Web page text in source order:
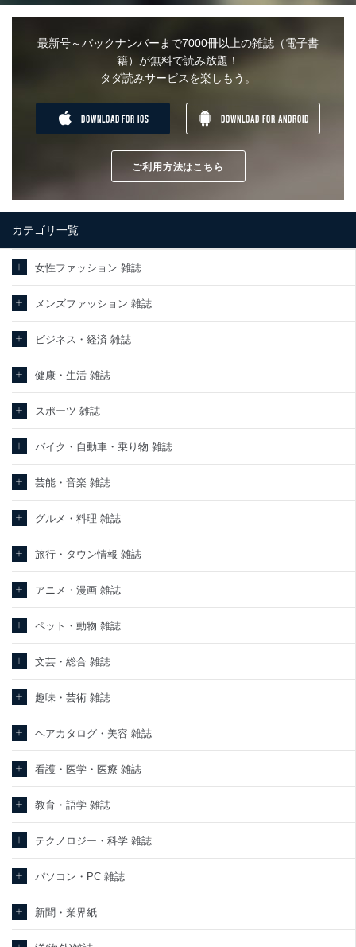
ント制御）により、個人情報データベース等を取り扱う情報シ
外部からの不正アクセス等の防止
個人データを取り扱う機器等のオペレーティングシステムを最
新の状態に保持しています。
等を導入し、自動更新 機能等の活用により、これを最新状態
としています。
情報システムの使用に伴う漏洩等の防止
メール等により個人データの含まれるファイルを送信する場合
当社は、内部監査及びマネジメントレビューの機会を通じて、個人
情報保護マネジメントシステムを継続的に改善し、常に最良の状態
を維持します。
苦情及び相談受付け窓口
適切、かつ迅速に対応させていただきます。
株式会社富士山マガジンサービス 個人情報問い合わせ係
e-mail：cs@fujisan.co.jp
制定：2005年4月1日
株式会社富士山マガジンサービス
代表取締役会長 西野 伸一郎
１．個人情報保護管理者
当社は以下の個人情報保護管理者を設置し、個人情報保護管理者の
責任のもと、個人情報を取得・アクセス・利用・提供・管理いたし
ます。
株式会社富士山マガジンサービス
代表取締役会長 西野 伸一郎
個人情報保護管理者: 経営管理グループディレクター 前田 嘉也
当社が取り扱う開示対象個人情報の利用目的は次のとおりです。
No 個人情報の種類
1 ス等をご利用の方の個
人情報
購入商品の配送のため
歴や購買履歴等の情報を分析して、趣
味・嗜好に
当社にお問合わせいた
だいた方の個人情報
レーター教育など応対品質向上のため
最新号～バックナンバーまで7000冊以上の雑誌（電子書
籍）が無料で読み放題！
タダ読みサービスを楽しもう。
DOWNLOAD FOR IOS DOWNLOAD FOR ANDROID
ご利用方法はこちら
カテゴリ一覧
女性ファッション 雑誌
メンズファッション 雑誌
ビジネス・経済 雑誌
健康・生活 雑誌
スポーツ 雑誌
バイク・自動車・乗り物 雑誌
芸能・音楽 雑誌
グルメ・料理 雑誌
旅行・タウン情報 雑誌
アニメ・漫画 雑誌
ペット・動物 雑誌
文芸・総合 雑誌
趣味・芸術 雑誌
ヘアカタログ・美容 雑誌
看護・医学・医療 雑誌
教育・語学 雑誌
テクノロジー・科学 雑誌
パソコン・PC 雑誌
新聞・業界紙